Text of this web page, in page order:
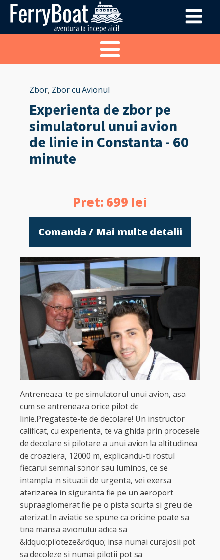
Zbor, Zbor cu Avionul
Experienta de zbor pe
simulatorul unui avion
de linie in Constanta - 60
minute
Pret: 699 lei
Comanda / Mai multe detalii
Antreneaza-te pe simulatorul unui avion, asa
cum se antreneaza orice pilot de
linie.Pregateste-te de decolare! Un instructor
calificat, cu experienta, te va ghida prin procesele
de decolare si pilotare a unui avion la altitudinea
de croaziera, 12000 m, explicandu-ti rostul
fiecarui semnal sonor sau luminos, ce se
intampla in situatii de urgenta, vei exersa
aterizarea in siguranta fie pe un aeroport
supraaglomerat fie pe o pista scurta si greu de
aterizat.In aviatie se spune ca oricine poate sa
tina mansa avionului adica sa
&ldquo;piloteze&rdquo; insa numai curajosii pot
sa decoleze si numai pilotii pot sa